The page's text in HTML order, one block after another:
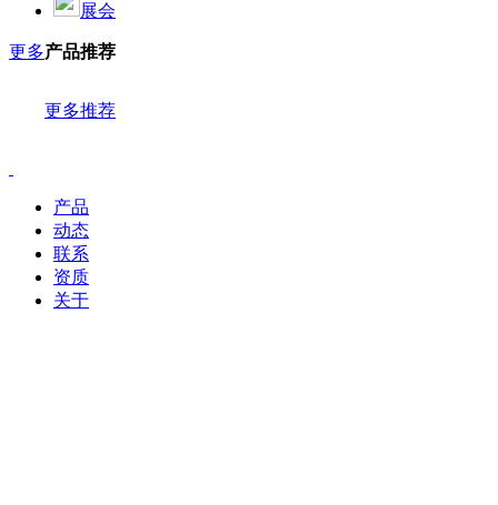
展会
更多产品推荐
更多推荐
产品
动态
联系
资质
关于